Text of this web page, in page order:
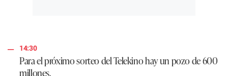
14:30
Para el próximo sorteo del Telekino hay un pozo de 600
millones.